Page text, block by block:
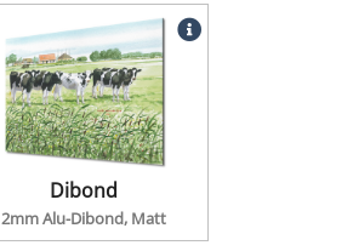
Dibond
2mm Alu-Dibond, Matt